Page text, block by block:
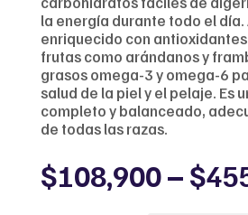
la energía durante todo el día.
enriquecido con
frutas como arándanos y
grasos omega-3 y omega-6
salud de la piel y el pelaje. Es
completo y balanceado,
de todas las razas.
$108,900– $